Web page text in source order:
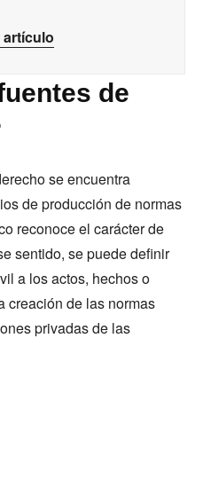
artículo
de
se encuentra
de producción de normas
reconoce el carácter de
sentido, se puede definir
a los actos, hechos o
creación de las normas
privadas de las